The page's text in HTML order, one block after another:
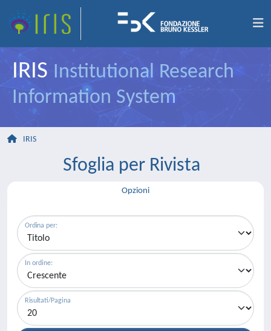
IRIS Institutional Research
Information System
IRIS
Sfoglia per Rivista
Opzioni
Ordina per:
In ordine:
Risultati/Pagina